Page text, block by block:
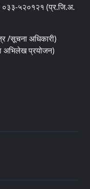
०३३-५२०१२१ (प्र.जि.अ.
/सूचना अधिकारी)
अभिलेख प्रयोजन)